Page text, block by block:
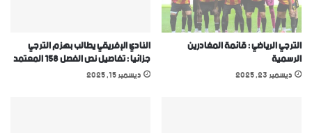
الترجي الرياضي : قائمة المغادرين
الرسمية
ديسمبر 23, 2025
النادي الإفريقي يطالب بهزم الترجي
جزائيا : تفاصيل نص الفصل 158 المعتمد
ديسمبر 15, 2025